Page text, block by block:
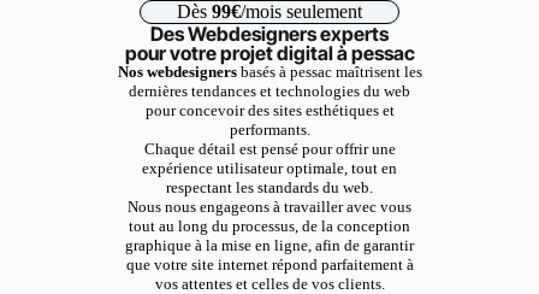
Dès 99€/mois seulement
Des Webdesigners experts
pour votre projet digital à pessac
Nos webdesignersbasés à pessac maîtrisent les
dernières tendances et technologies du web
pour concevoir des sites esthétiques et
performants.
Chaque détail est pensé pour offrir une
expérience utilisateur optimale, tout en
respectant les standards du web.
Nous nous engageons à travailler avec vous
tout au long du processus, de la conception
graphique à la mise en ligne, afin de garantir
que votre site internet répond parfaitement à
vos attentes et celles de vos clients.